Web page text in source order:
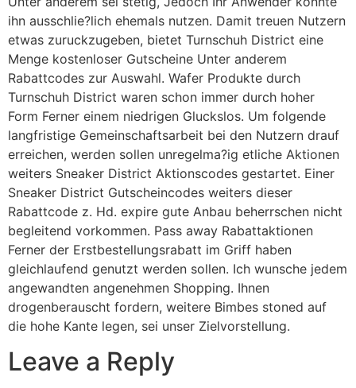
ihn ausschlie?lich ehemals nutzen. Damit treuen Nutzern
etwas zuruckzugeben, bietet Turnschuh District eine
Menge kostenloser Gutscheine Unter anderem
Rabattcodes zur Auswahl. Wafer Produkte durch
Turnschuh District waren schon immer durch hoher
Form Ferner einem niedrigen Gluckslos. Um folgende
langfristige Gemeinschaftsarbeit bei den Nutzern drauf
erreichen, werden sollen unregelma?ig etliche Aktionen
weiters Sneaker District Aktionscodes gestartet. Einer
Sneaker District Gutscheincodes weiters dieser
Rabattcode z. Hd. expire gute Anbau beherrschen nicht
begleitend vorkommen. Pass away Rabattaktionen
Ferner der Erstbestellungsrabatt im Griff haben
gleichlaufend genutzt werden sollen. Ich wunsche jedem
angewandten angenehmen Shopping. Ihnen
drogenberauscht fordern, weitere Bimbes stoned auf
die hohe Kante legen, sei unser Zielvorstellung.
Leave a Reply